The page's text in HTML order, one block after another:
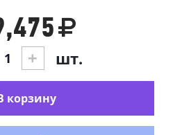
+ шт.
корзину